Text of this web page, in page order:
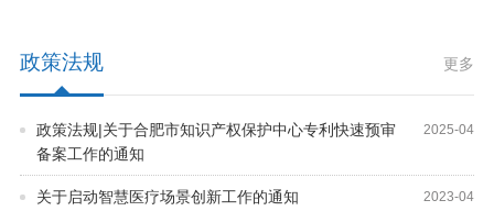
更多
政策法规
2025-04
政策法规|关于合肥市知识产权保护中心专利快速预审
备案工作的通知
2023-04
关于启动智慧医疗场景创新工作的通知